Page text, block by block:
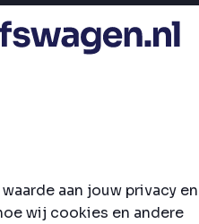
aan jouw privacy en
wij cookies en andere